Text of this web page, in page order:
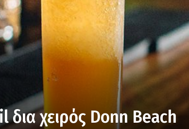
χειρός Donn Beach